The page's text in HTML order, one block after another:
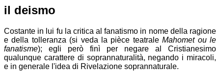
il deismo
Costante in lui fu la critica al fanatismo in nome della ragione
e della tolleranza (si veda la pièce teatraleMahomet ou le
fanatisme); egli però finì per negare al Cristianesimo
qualunque carattere di soprannaturalità, negando i miracoli,
e in generale l'idea di Rivelazione soprannaturale.